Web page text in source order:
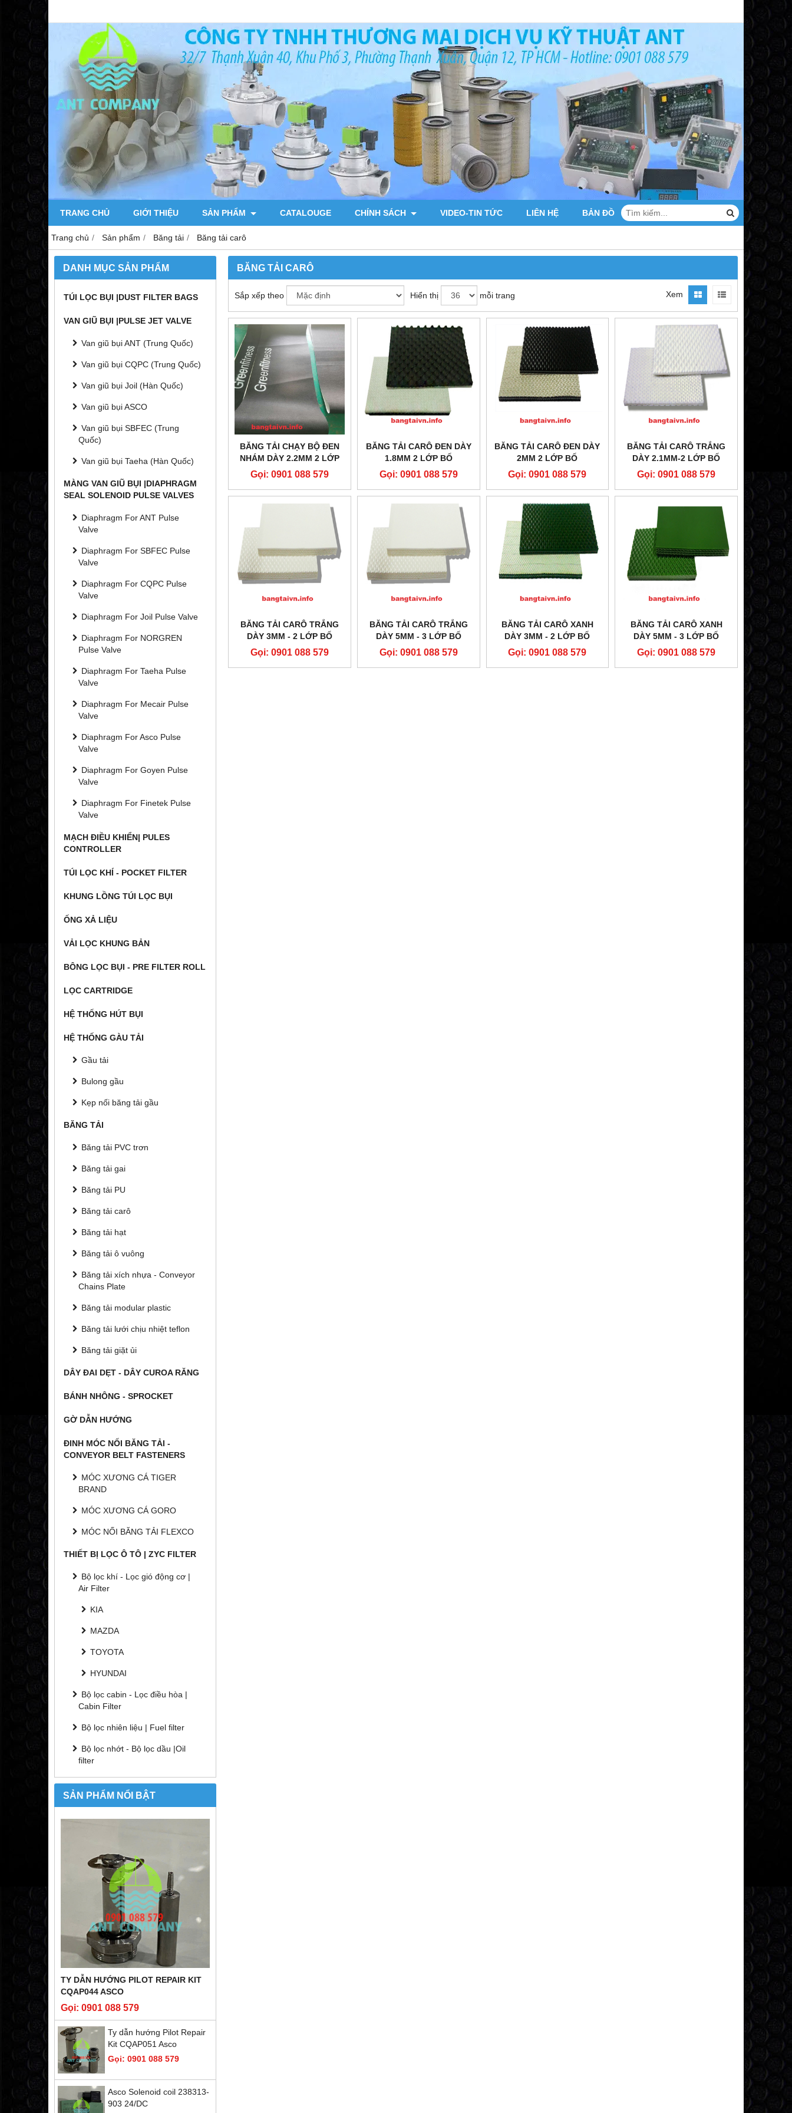
TRANG CHỦ GIỚI THIỆU SẢN PHẨM CATALOUGE CHÍNH SÁCH VIDEO-TIN TỨC LIÊN HỆ BẢN ĐỒ
Trang chủ Sản phẩm Băng tải Băng tải carô
DANH MỤC SẢN PHẨM
TÚI LỌC BỤI |DUST FILTER BAGS
VAN GIŨ BỤI |PULSE JET VALVE
Van giũ bụi ANT (Trung Quốc)
Van giũ bụi CQPC (Trung Quốc)
Van giũ bụi Joil (Hàn Quốc)
Van giũ bụi ASCO
Van giũ bụi SBFEC (Trung
Quốc)
Van giũ bụi Taeha (Hàn Quốc)
MÀNG VAN GIŨ BỤI |DIAPHRAGM
SEAL SOLENOID PULSE VALVES
Diaphragm For ANT Pulse
Valve
Diaphragm For SBFEC Pulse
Valve
Diaphragm For CQPC Pulse
Valve
Diaphragm For Joil Pulse Valve
Diaphragm For NORGREN
Pulse Valve
Diaphragm For Taeha Pulse
Valve
Diaphragm For Mecair Pulse
Valve
Diaphragm For Asco Pulse
Valve
Diaphragm For Goyen Pulse
Valve
Diaphragm For Finetek Pulse
Valve
MẠCH ĐIỀU KHIỂN| PULES
CONTROLLER
TÚI LỌC KHÍ - POCKET FILTER
KHUNG LỒNG TÚI LỌC BỤI
ỐNG XẢ LIỆU
VẢI LỌC KHUNG BẢN
BÔNG LỌC BỤI - PRE FILTER ROLL
LỌC CARTRIDGE
HỆ THỐNG HÚT BỤI
HỆ THỐNG GÀU TẢI
Gầu tải
Bulong gầu
Kẹp nối băng tải gầu
BĂNG TẢI
Băng tải PVC trơn
Băng tải gai
Băng tải PU
Băng tải carô
Băng tải hạt
Băng tải ô vuông
Băng tải xích nhựa - Conveyor
Chains Plate
Băng tải modular plastic
Băng tải lưới chịu nhiệt teflon
Băng tải giặt ủi
DÂY ĐAI DẸT - DÂY CUROA RĂNG
BÁNH NHÔNG - SPROCKET
GỜ DẪN HƯỚNG
ĐINH MÓC NỐI BĂNG TẢI -
CONVEYOR BELT FASTENERS
MÓC XƯƠNG CÁ TIGER
BRAND
MÓC XƯƠNG CÁ GORO
MÓC NỐI BĂNG TẢI FLEXCO
THIẾT BỊ LỌC Ô TÔ | ZYC FILTER
Bộ lọc khí - Lọc gió động cơ |
Air Filter
KIA
MAZDA
TOYOTA
HYUNDAI
Bộ lọc cabin - Lọc điều hòa |
Cabin Filter
Bộ lọc nhiên liệu | Fuel filter
Bộ lọc nhớt - Bộ lọc dầu |Oil
filter
SẢN PHẨM NỔI BẬT
TY DẪN HƯỚNG PILOT REPAIR KIT
CQAP044 ASCO
Gọi: 0901 088 579
Ty dẫn hướng Pilot Repair
Kit CQAP051 Asco
Gọi: 0901 088 579
Asco Solenoid coil 238313-
903 24/DC
BĂNG TẢI CARÔ
Sắp xếp theo Hiển thị mỗi trang Xem
BĂNG TẢI CHẠY BỘ ĐEN
NHÁM DÀY 2.2MM 2 LỚP
BỐ
Gọi: 0901 088 579
BĂNG TẢI CARÔ ĐEN DÀY
1.8MM 2 LỚP BỐ
Gọi: 0901 088 579
BĂNG TẢI CARÔ ĐEN DÀY
2MM 2 LỚP BỐ
Gọi: 0901 088 579
BĂNG TẢI CARÔ TRẮNG
DÀY 2.1MM-2 LỚP BỐ
Gọi: 0901 088 579
BĂNG TẢI CARÔ TRẮNG
DÀY 3MM - 2 LỚP BỐ
Gọi: 0901 088 579
BĂNG TẢI CARÔ TRẮNG
DÀY 5MM - 3 LỚP BỐ
Gọi: 0901 088 579
BĂNG TẢI CARÔ XANH
DÀY 3MM - 2 LỚP BỐ
Gọi: 0901 088 579
BĂNG TẢI CARÔ XANH
DÀY 5MM - 3 LỚP BỐ
Gọi: 0901 088 579